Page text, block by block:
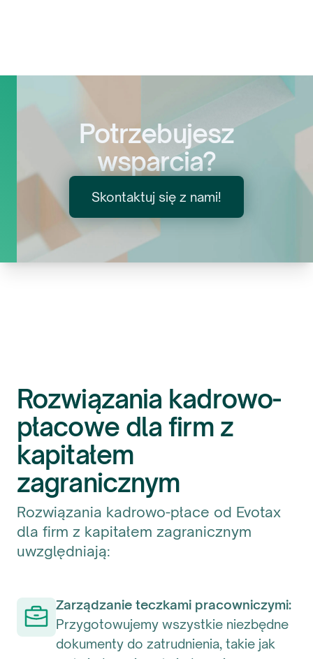
Potrzebujesz
wsparcia?
Skontaktuj się z nami!
Rozwiązania kadrowo-
płacowe dla firm z
kapitałem
zagranicznym
Rozwiązania kadrowo-płace od Evotax
dla firm z kapitałem zagranicznym
uwzględniają:
Zarządzanie teczkami pracowniczymi:
Przygotowujemy wszystkie niezbędne
dokumenty do zatrudnienia, takie jak